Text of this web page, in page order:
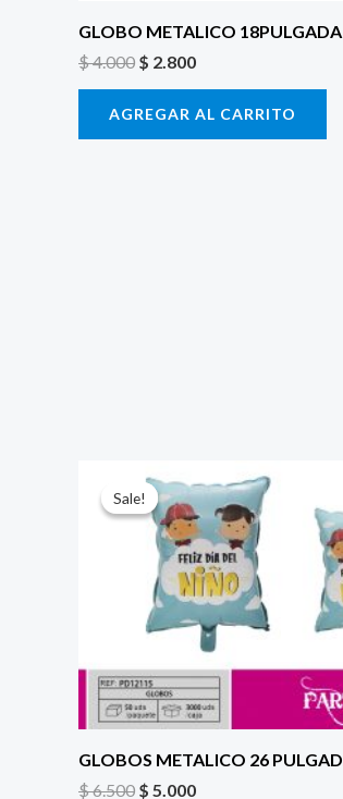
GLOBO METALICO 18PULGADA
$4.000 $ 2.800
AGREGAR AL CARRITO
Sale!
Sale!
GLOBOS METALICO 26
$6.500
precio
original
era:
$ 6.500.
$ 5.000
precio
actual
es:
$ 5.000.